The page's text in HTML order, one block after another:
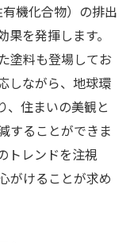
有機化合物）の排出
を発揮します。
塗料も登場してお
しながら、地球環
、住まいの美観と
することができま
トレンドを注視
がけることが求め